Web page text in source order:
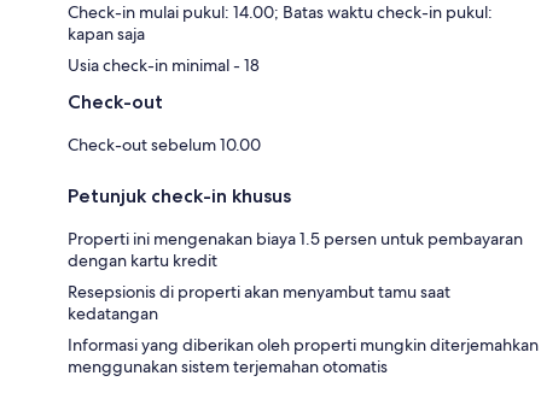
Check-in mulai pukul: 14.00; Batas waktu check-in pukul:
kapan saja
Usia check-in minimal - 18
Check-out
Check-out sebelum 10.00
Petunjuk check-in khusus
Properti ini mengenakan biaya 1.5 persen untuk pembayaran
dengan kartu kredit
Resepsionis di properti akan menyambut tamu saat
kedatangan
Informasi yang diberikan oleh properti mungkin diterjemahkan
menggunakan sistem terjemahan otomatis